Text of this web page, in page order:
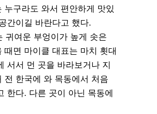
구라도 와서 편안하게 맛있
간이길 바란다고 했다.
귀여운 부엉이가 높게 솟은
면 마이클 대표는 마치 횟대
서서 먼 곳을 바라보거나 지
전 한국에 와 목동에서 처음
한다. 다른 곳이 아닌 목동에